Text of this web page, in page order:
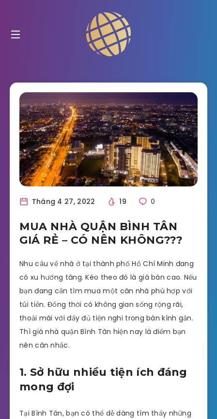
Tháng 4 27, 2022 19 0
MUA NHÀ QUẬN BÌNH TÂN
GIÁ RẺ – CÓ NÊN KHÔNG???
Nhu cầu về nhà ở tại thành phố Hồ Chí Minh đang
có xu hướng tăng. Kéo theo đó là giá bán cao. Nếu
bạn đang cần tìm mua một căn nhà phù hợp với
túi tiền. Đồng thời có không gian sống rộng rãi,
thoải mái với đầy đủ tiện nghi trong bán kính gần.
Thì giá nhà quận Bình Tân hiện nay là điểm bạn
nên cân nhắc.
1. Sở hữu nhiều tiện ích đáng
mong đợi
Tại Bình Tân, bạn có thể dễ dàng tìm thấy những